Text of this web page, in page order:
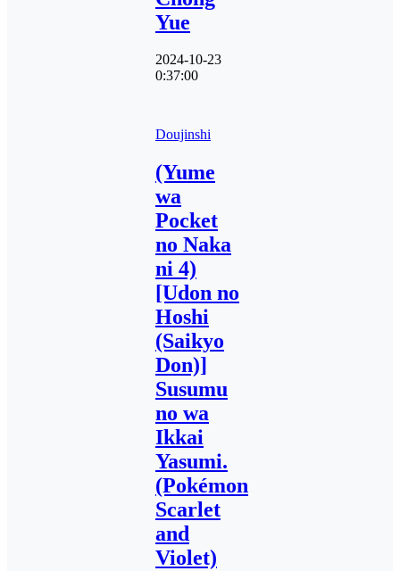
Yue
2024-10-23
0:37:00
Doujinshi
(Yume
wa
Pocket
no Naka
ni 4)
[Udon no
Hoshi
(Saikyo
Don)]
Susumu
no wa
Ikkai
Yasumi.
(Pokémon
Scarlet
and
Violet)